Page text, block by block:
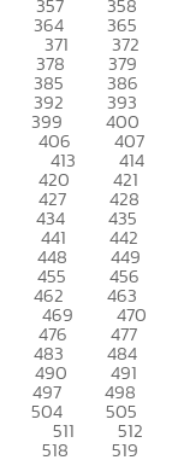
364 365
371 372
378 379
385 386
392 393
399 400
406 407
413 414
420 421
427 428
434 435
441 442
448 449
455 456
462 463
469 470
476 477
483 484
490 491
497 498
504 505
511 512
518 519